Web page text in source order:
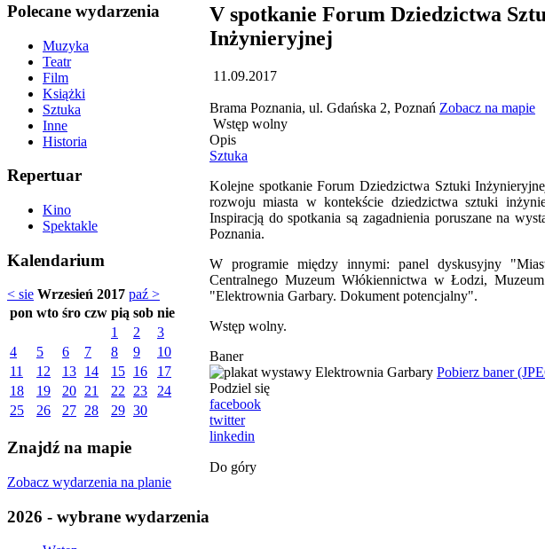
Polecane wydarzenia
Muzyka
Teatr
Film
Książki
Sztuka
Inne
Historia
Repertuar
Kino
Spektakle
Kalendarium
< sie Wrzesień 2017 paź >
pon wto śro czw pią sob nie
1
2
3
4
5 6 7 8 9
10
11
12 13 14 15 16
17
18
19 20 21 22 23
24
25
26 27 28 29 30
Znajdź na mapie
Zobacz wydarzenia na planie
2026 - wybrane wydarzenia
V spotkanie Forum Dziedzictwa
Inżynieryjnej
11.09.2017
Brama Poznania, ul. Gdańska 2, Poznań Zobacz na mapie
Wstęp wolny
Opis
Sztuka
Kolejne spotkanie Forum Dziedzictwa Sztuki
rozwoju miasta w kontekście dziedzictwa sztuki
Inspiracją do spotkania są zagadnienia poruszane na
Poznania.
W programie między innymi: panel dyskusyjny
Centralnego Muzeum Włókiennictwa w Łodzi,
"Elektrownia Garbary. Dokument potencjalny".
Wstęp wolny.
Baner
Pobierz baner
Podziel się
facebook
twitter
linkedin
Do góry